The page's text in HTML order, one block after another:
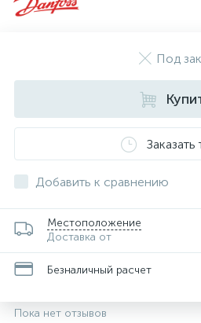
Под
Заказать
Добавить к сравнению
Местоположение
Доставка от
Безналичный расчет
Пока нет отзывов